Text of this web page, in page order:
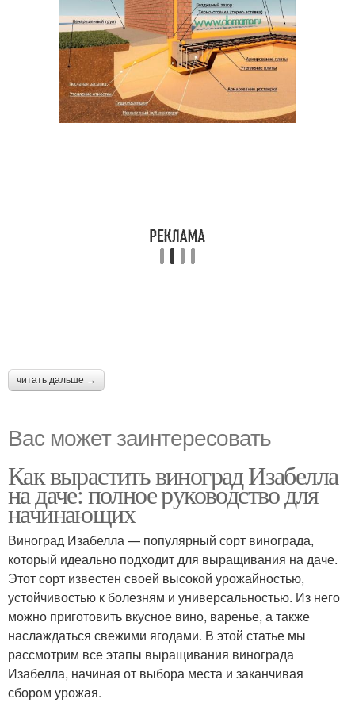
читать дальше →
Вас может заинтересовать
Как вырастить виноград Изабелла
на даче: полное руководство для
начинающих
Виноград Изабелла — популярный сорт винограда,
который идеально подходит для выращивания на даче.
Этот сорт известен своей высокой урожайностью,
устойчивостью к болезням и универсальностью. Из него
можно приготовить вкусное вино, варенье, а также
наслаждаться свежими ягодами. В этой статье мы
рассмотрим все этапы выращивания винограда
Изабелла, начиная от выбора места и заканчивая
сбором урожая.